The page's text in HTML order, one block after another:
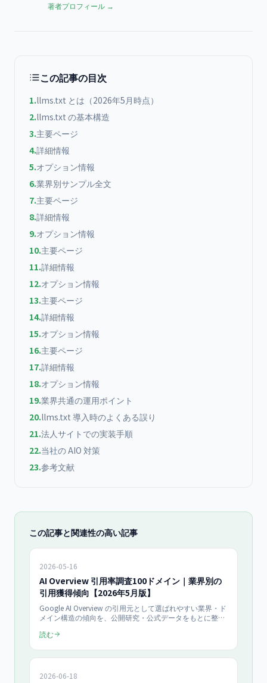
著者プロフィール →
この記事の目次
1.llms.txt とは（2026年5月時点）
2.llms.txt の基本構造
3.主要ページ
4.詳細情報
5.オプション情報
6.業界別サンプル全文
7.主要ページ
8.詳細情報
9.オプション情報
10.主要ページ
11.詳細情報
12.オプション情報
13.主要ページ
14.詳細情報
15.オプション情報
16.主要ページ
17.詳細情報
18.オプション情報
19.業界共通の運用ポイント
20.llms.txt 導入時のよくある誤り
21.法人サイトでの実装手順
22.当社の AIO 対策
23.参考文献
この記事と関連性の高い記事
2026-05-16
AI Overview 引用率調査100ドメイン｜業界別の
引用獲得傾向【2026年5月版】
Google AI Overview の引用元として選ばれやすい業界・ド
メイン構造の傾向を、公開研究・公式データをもとに整
年5月時点での実務指針を AIO担当者向けに解説します。
読む
2026-06-18